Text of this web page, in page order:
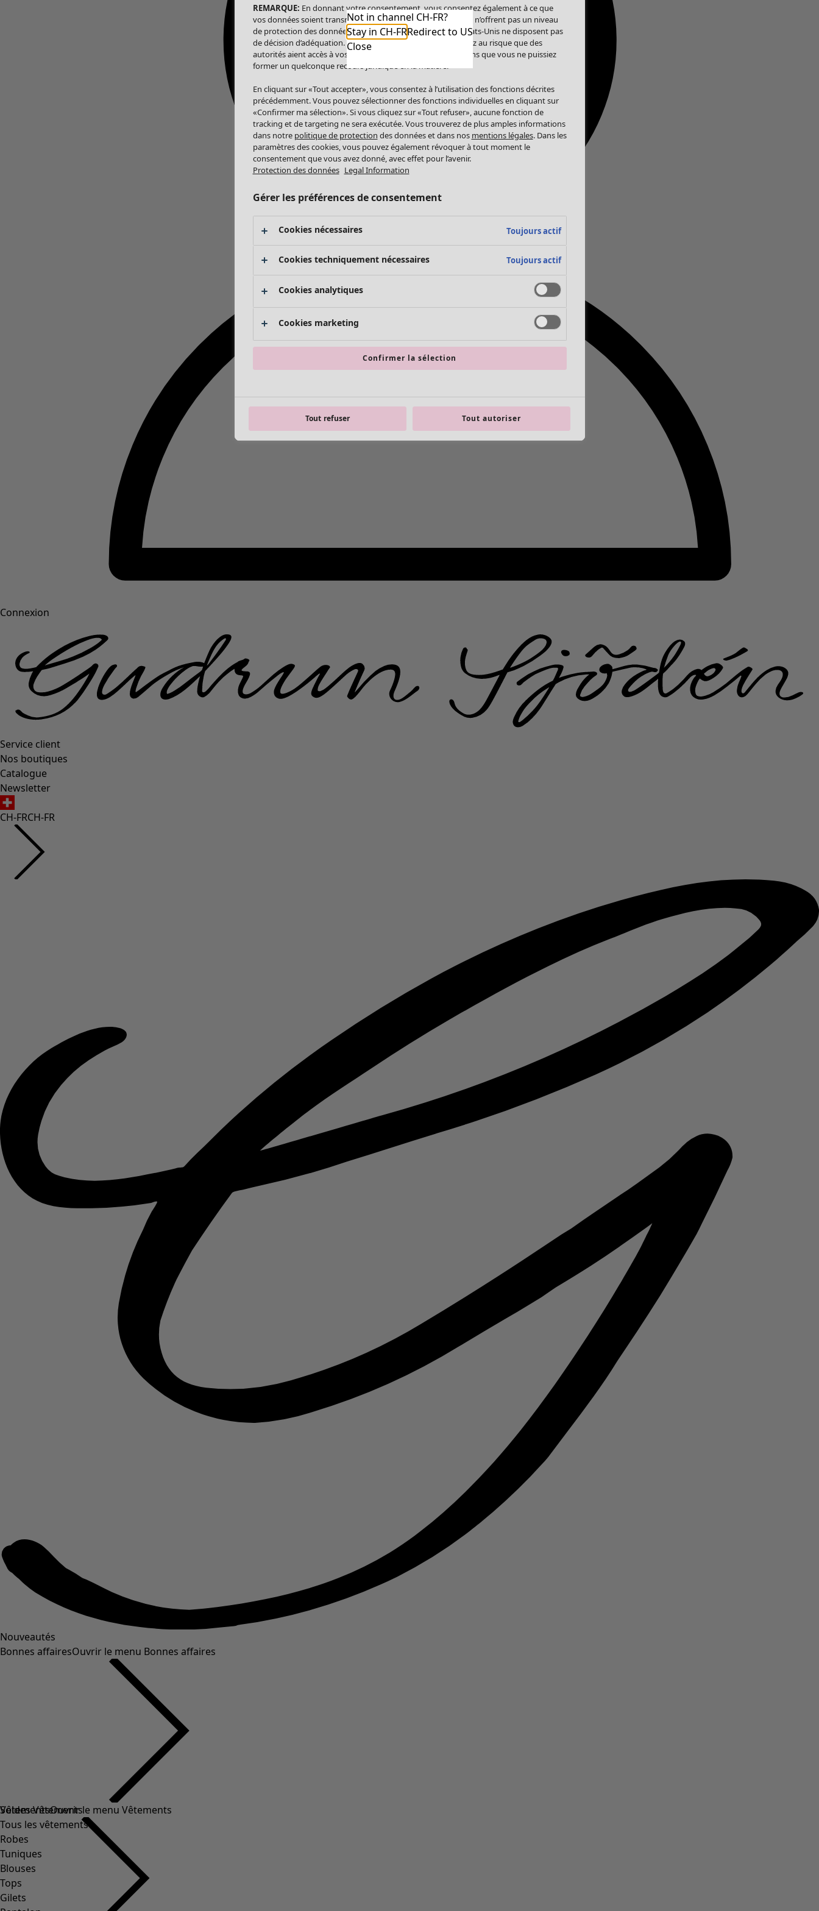
Connexion
Service client
Nos boutiques
Catalogue
Newsletter
CH-FRCH-FR
Nouveautés
Bonnes affairesOuvrir le menu Bonnes affaires
Soldes Vêtements
Tous les vêtements
Robes
Tuniques
Blouses
Tops
Gilets
VêtementsOuvrir le menu Vêtements
Not in channel CH-FR?
Stay in CH-FRRedirect to US
Close
REMARQUE: En donnant votre consentement, vous consentez également à ce que
vos données soient transmises aux États-Unis. Les États-Unis n’offrent pas un niveau
de protection des données comparable à celui de l’UE. Les États-Unis ne disposent pas
de décision d’adéquation. Par conséquent, vous vous exposez au risque que des
autorités aient accès à vos données à caractère personnel sans que vous ne puissiez
former un quelconque recours juridique en la matière.
En cliquant sur «Tout accepter», vous consentez à l’utilisation des fonctions décrites
précédemment. Vous pouvez sélectionner des fonctions individuelles en cliquant sur
«Confirmer ma sélection». Si vous cliquez sur «Tout refuser», aucune fonction de
tracking et de targeting ne sera exécutée. Vous trouverez de plus amples informations
dans notre politique de protection des données et dans nos mentions légales. Dans les
paramètres des cookies, vous pouvez également révoquer à tout moment le
consentement que vous avez donné, avec effet pour l’avenir.
Protection des données Legal Information
Gérer les préférences de consentement
Cookies nécessaires Toujours actif
Cookies techniquement nécessaires Toujours actif
Cookies analytiques
Cookies marketing
Confirmer la sélection
Tout refuser Tout autoriser